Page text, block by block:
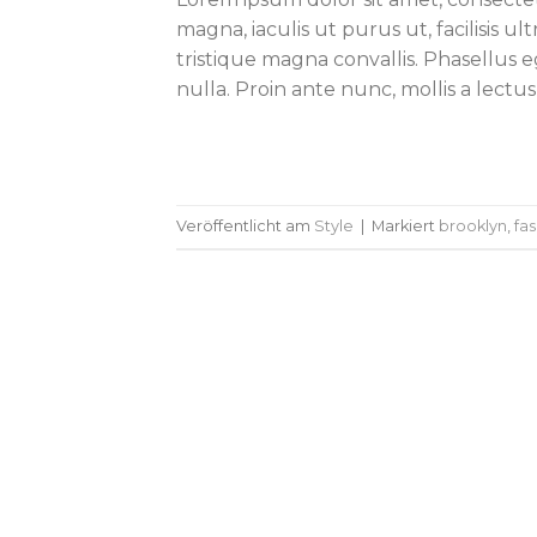
magna, iaculis ut purus ut, facilisis
tristique magna convallis. Phasellus
nulla. Proin ante nunc, mollis a
Veröffentlicht am Style Markiert brooklyn